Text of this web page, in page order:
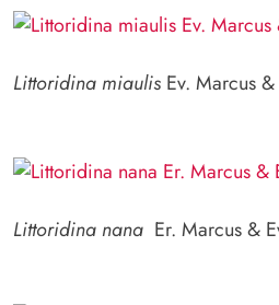
Littoridina miaulis Ev. Marcus
Littoridina nana Er. Marcus &